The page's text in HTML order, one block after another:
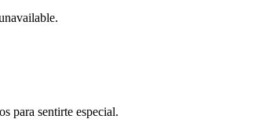
para sentirte especial.